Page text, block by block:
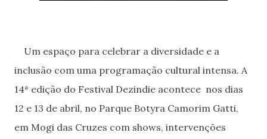
Um espaço para celebrar a diversidade e a
inclusão com uma programação cultural intensa. A
14ª edição do Festival Dezindie acontece nos dias
12 e 13 de abril, no Parque Botyra Camorim Gatti,
em Mogi das Cruzes com shows, intervenções